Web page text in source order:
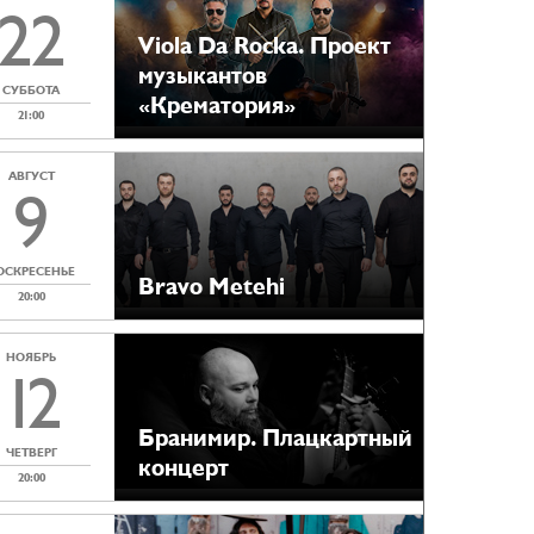
СУББОТА
21:00
Viola Da Rocka. Проект
музыкантов
«Крематория»
АВГУСТ
9
20:00
Bravo Metehi
НОЯБРЬ
12
ЧЕТВЕРГ
20:00
Бранимир. Плацкартный
концерт